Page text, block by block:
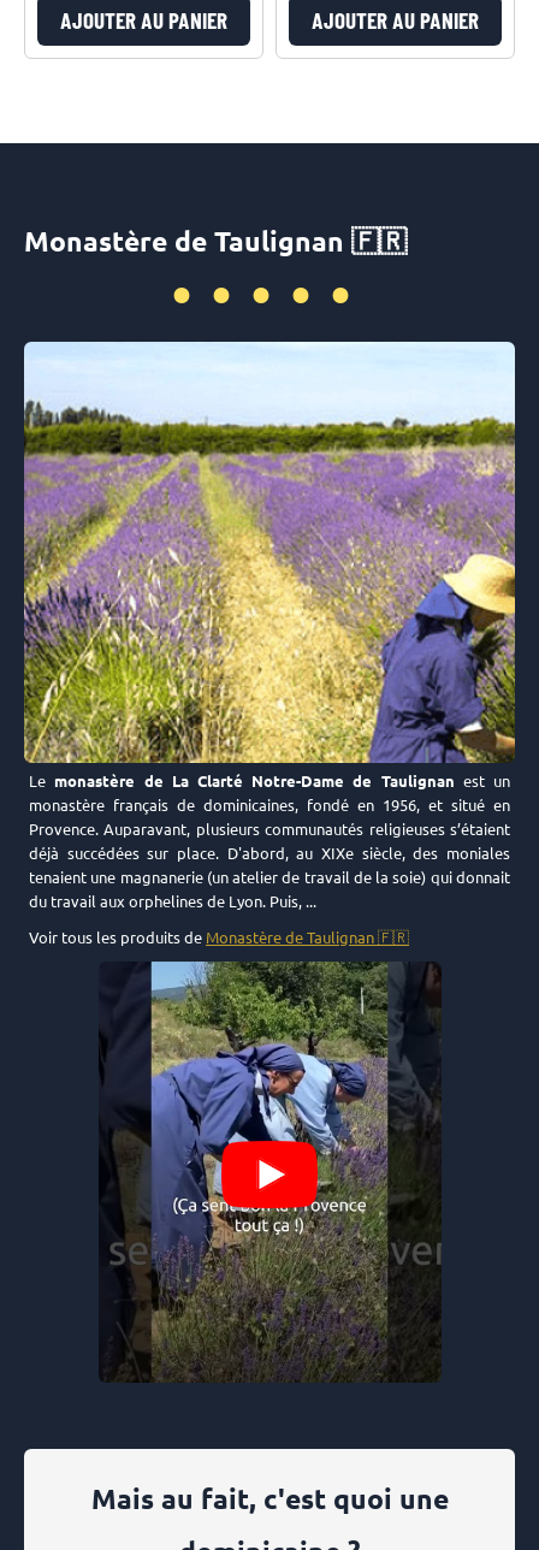
AJOUTER AU PANIER AJOUTER AU PANIER
Monastère de Taulignan 🇫🇷
•••••
Le monastère de La Clarté Notre-Dame de Taulignan est un
monastère français de dominicaines, fondé en 1956, et situé en
Provence. Auparavant, plusieurs communautés religieuses s’étaient
déjà succédées sur place. D'abord, au XIXe siècle, des moniales
tenaient une magnanerie (un atelier de travail de la soie) qui donnait
du travail aux orphelines de Lyon. Puis, ...
Voir tous les produits de Monastère de Taulignan 🇫🇷
Mais au fait, c'est quoi une